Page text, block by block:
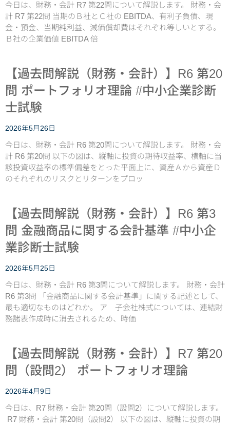
今日は、財務・会計 R7 第22問について解説します。 財務・会
計 R7 第22問 当期のＢ社とＣ社の EBITDA、有利子負債、現
金・預金、当期純利益、減価償却費はそれぞれ等しいとする。
Ｂ社の企業価値 EBITDA 倍
【過去問解説（財務・会計）】R6 第20
問 ポートフォリオ理論 #中小企業診断
士試験
2026年5月26日
今日は、財務・会計 R6 第20問について解説します。 財務・会
計 R6 第20問 以下の図は、縦軸に投資の期待収益率、横軸に当
該投資収益率の標準偏差をとった平面上に、資産Ａから資産Ｄ
のそれぞれのリスクとリターンをプロッ
【過去問解説（財務・会計）】R6 第3
問 金融商品に関する会計基準 #中小企
業診断士試験
2026年5月25日
今日は、財務・会計 R6 第3問について解説します。 財務・会計
R6 第3問 「金融商品に関する会計基準」に関する記述として、
最も適切なものはどれか。 ア 子会社株式については、連結財
務諸表作成時に消去されるため、時価
【過去問解説（財務・会計）】R7 第20
問（設問2） ポートフォリオ理論
2026年4月9日
今日は、R7 財務・会計 第20問（設問2）について解説します。
R7 財務・会計 第20問（設問2） 以下の図は、縦軸に投資の期